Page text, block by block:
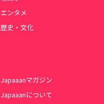
エンタメ
歴史・文化
Japaaanマガジン
Japaaanについて